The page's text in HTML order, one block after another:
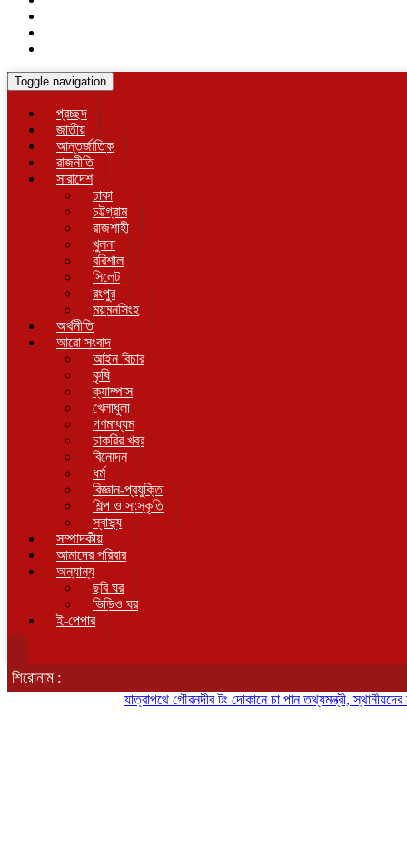
Toggle navigation
প্রচ্ছদ
জাতীয়
আন্তর্জাতিক
রাজনীতি
সারাদেশ
ঢাকা
চট্টগ্রাম
রাজশাহী
খুলনা
বরিশাল
সিলেট
রংপুর
ময়মনসিংহ
অর্থনীতি
আরো সংবাদ
আইন বিচার
কৃষি
ক্যাম্পাস
খেলাধুলা
গণমাধ্যম
চাকরির খবর
বিনোদন
ধর্ম
বিজ্ঞান-প্রযুক্তি
শিল্প ও সংস্কৃতি
স্বাস্থ্য
সম্পাদকীয়
আমাদের পরিবার
অন্যান্য
ছবি ঘর
ভিডিও ঘর
ই-পেপার
শিরোনাম :
যাত্রাপথে গৌরনদীর টং দোকানে চা পান তথ্যমন্ত্রী, স্থানীয়দের সঙ্গে